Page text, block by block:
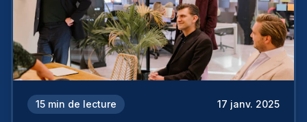
15 min de lecture 17 janv. 2025